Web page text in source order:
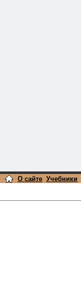
О сайте Учебники